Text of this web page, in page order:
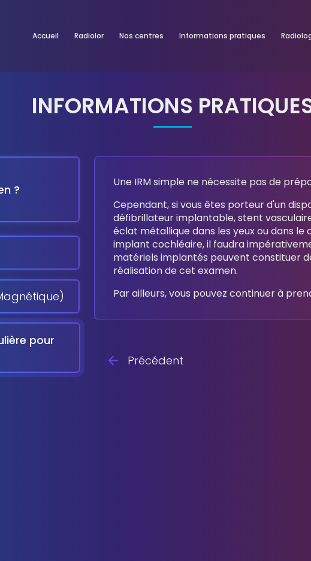
Accueil Radiolor Nos centres Informations pratiques
INFORMATIONS
?
pour
Une IRM simple ne nécessite pas de
Cependant, si vous êtes porteur d'un
défibrillateur implantable, stent
éclat métallique dans les yeux ou dans
implant cochléaire, il faudra
matériels implantés peuvent constituer
réalisation de cet examen.
Par ailleurs, vous pouvez continuer à
Précédent